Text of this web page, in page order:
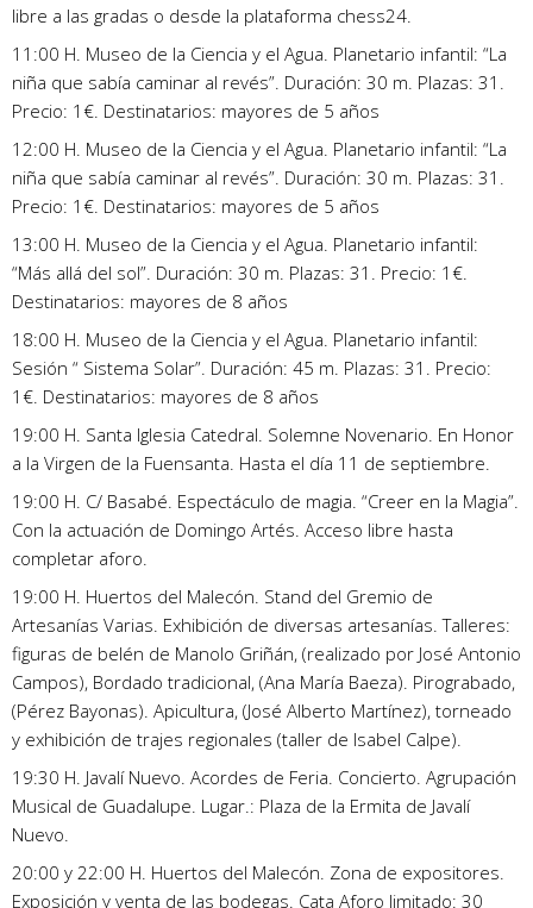
libre a las gradas o desde la plataforma chess24.
11:00 H. Museo de la Ciencia y el Agua. Planetario infantil: “La
niña que sabía caminar al revés”. Duración: 30 m. Plazas: 31.
Precio: 1€. Destinatarios: mayores de 5 años
12:00 H. Museo de la Ciencia y el Agua. Planetario infantil: “La
niña que sabía caminar al revés”. Duración: 30 m. Plazas: 31.
Precio: 1€. Destinatarios: mayores de 5 años
13:00 H. Museo de la Ciencia y el Agua. Planetario infantil:
“Más allá del sol”. Duración: 30 m. Plazas: 31. Precio: 1€.
Destinatarios: mayores de 8 años
18:00 H. Museo de la Ciencia y el Agua. Planetario infantil:
Sesión “ Sistema Solar”. Duración: 45 m. Plazas: 31. Precio:
1€. Destinatarios: mayores de 8 años
19:00 H. Santa Iglesia Catedral. Solemne Novenario. En Honor
a la Virgen de la Fuensanta. Hasta el día 11 de septiembre.
19:00 H. C/ Basabé. Espectáculo de magia. “Creer en la Magia”.
Con la actuación de Domingo Artés. Acceso libre hasta
completar aforo.
19:00 H. Huertos del Malecón. Stand del Gremio de
Artesanías Varias. Exhibición de diversas artesanías. Talleres:
figuras de belén de Manolo Griñán, (realizado por José Antonio
Campos), Bordado tradicional, (Ana María Baeza). Pirograbado,
(Pérez Bayonas). Apicultura, (José Alberto Martínez), torneado
y exhibición de trajes regionales (taller de Isabel Calpe).
19:30 H. Javalí Nuevo. Acordes de Feria. Concierto. Agrupación
Musical de Guadalupe. Lugar.: Plaza de la Ermita de Javalí
Nuevo.
20:00 y 22:00 H. Huertos del Malecón. Zona de expositores.
Exposición y venta de las bodegas. Cata Aforo limitado: 30